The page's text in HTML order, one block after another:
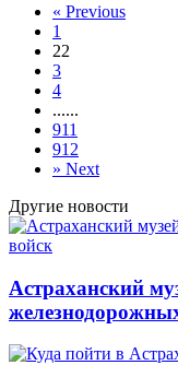
« Previous
1
22
3
4
......
911
912
» Next
Другие новости
Астраханский